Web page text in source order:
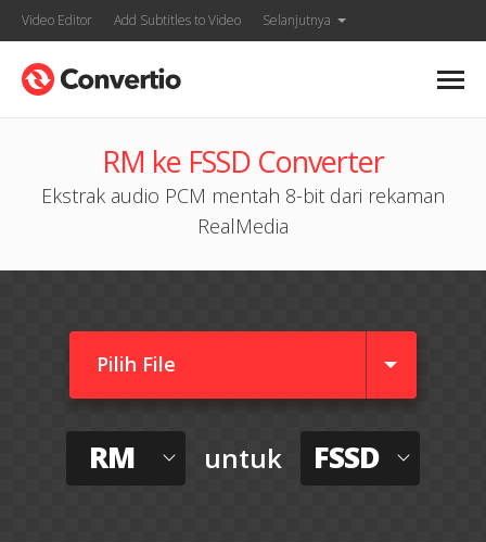
Video Editor Add Subtitles to Video Selanjutnya
RM ke FSSD Converter
Ekstrak audio PCM mentah 8-bit dari rekaman
RealMedia
Pilih File
RM untuk FSSD